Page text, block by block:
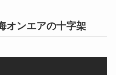
オンエアの十字架